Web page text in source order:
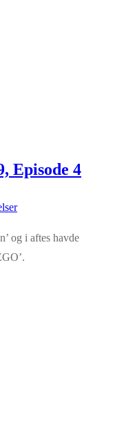
Episode 4
og i aftes havde